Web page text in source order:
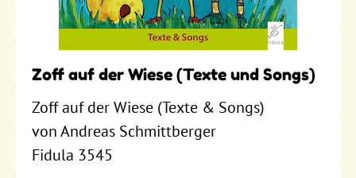
Zoff auf der Wiese (Texte und Songs)
Zoff auf der Wiese (Texte & Songs)
von Andreas Schmittberger
Fidula 3545